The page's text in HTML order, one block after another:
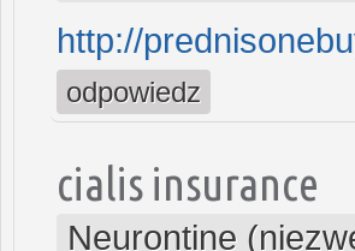
http://
odpowiedz
cialis insurance
Neurontine